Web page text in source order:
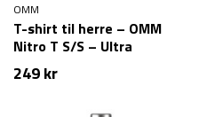
OMM
T-shirt til herre – OMM
Nitro T S/S – Ultra
letvægtig – Grå
249kr